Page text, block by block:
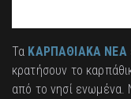
Τα ΚΑΡΠΑΘΙΑΚΑ ΝΕΑ
κρατήσουν το
από το νησί ενωμένα.